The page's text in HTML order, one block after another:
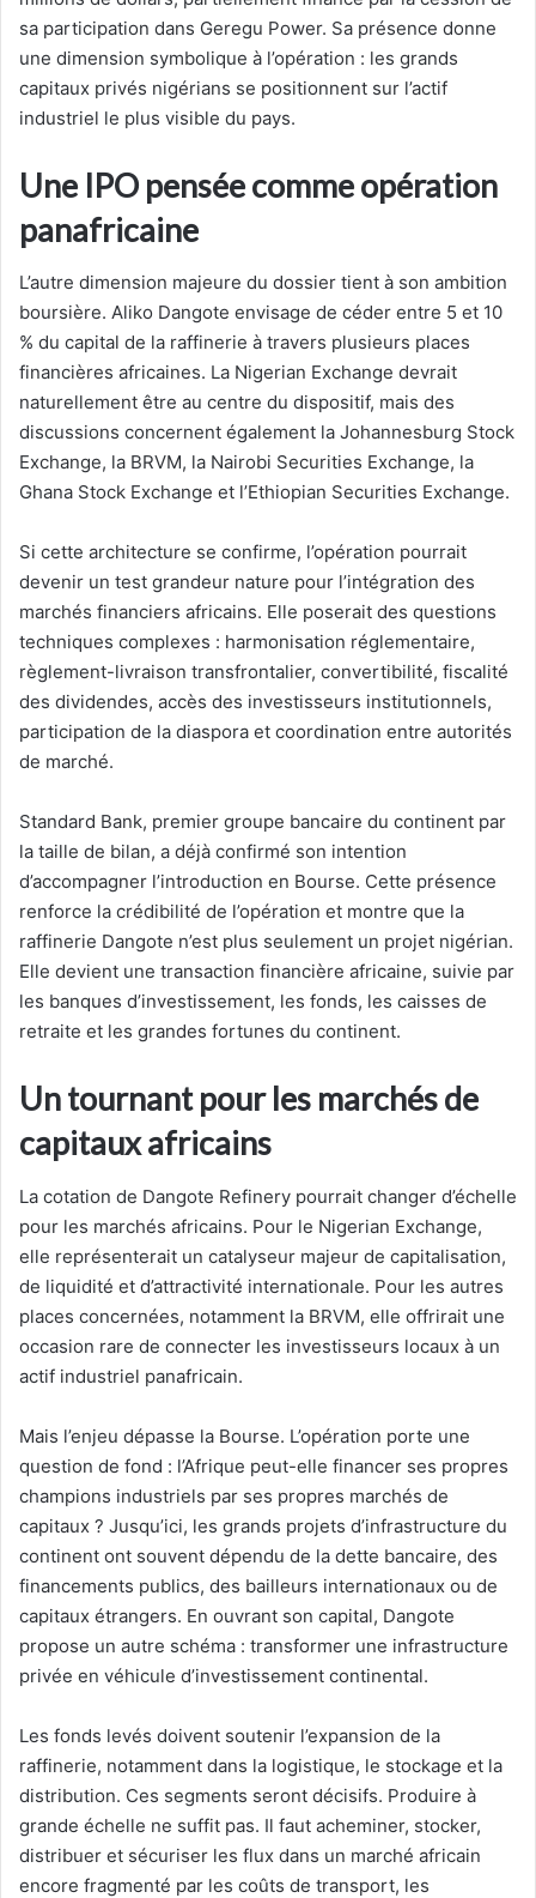
sa participation dans Geregu Power. Sa présence donne
une dimension symbolique à l’opération : les grands
capitaux privés nigérians se positionnent sur l’actif
industriel le plus visible du pays.
Une IPO pensée comme opération
panafricaine
L’autre dimension majeure du dossier tient à son ambition
boursière. Aliko Dangote envisage de céder entre 5 et 10
% du capital de la raffinerie à travers plusieurs places
financières africaines. La Nigerian Exchange devrait
naturellement être au centre du dispositif, mais des
discussions concernent également la Johannesburg Stock
Exchange, la BRVM, la Nairobi Securities Exchange, la
Ghana Stock Exchange et l’Ethiopian Securities Exchange.
Si cette architecture se confirme, l’opération pourrait
devenir un test grandeur nature pour l’intégration des
marchés financiers africains. Elle poserait des questions
techniques complexes : harmonisation réglementaire,
règlement-livraison transfrontalier, convertibilité, fiscalité
des dividendes, accès des investisseurs institutionnels,
participation de la diaspora et coordination entre autorités
de marché.
Standard Bank, premier groupe bancaire du continent par
la taille de bilan, a déjà confirmé son intention
d’accompagner l’introduction en Bourse. Cette présence
renforce la crédibilité de l’opération et montre que la
raffinerie Dangote n’est plus seulement un projet nigérian.
Elle devient une transaction financière africaine, suivie par
les banques d’investissement, les fonds, les caisses de
retraite et les grandes fortunes du continent.
Un tournant pour les marchés de
capitaux africains
La cotation de Dangote Refinery pourrait changer d’échelle
pour les marchés africains. Pour le Nigerian Exchange,
elle représenterait un catalyseur majeur de capitalisation,
de liquidité et d’attractivité internationale. Pour les autres
places concernées, notamment la BRVM, elle offrirait une
occasion rare de connecter les investisseurs locaux à un
actif industriel panafricain.
Mais l’enjeu dépasse la Bourse. L’opération porte une
question de fond : l’Afrique peut-elle financer ses propres
champions industriels par ses propres marchés de
capitaux ? Jusqu’ici, les grands projets d’infrastructure du
continent ont souvent dépendu de la dette bancaire, des
financements publics, des bailleurs internationaux ou de
capitaux étrangers. En ouvrant son capital, Dangote
propose un autre schéma : transformer une infrastructure
privée en véhicule d’investissement continental.
Les fonds levés doivent soutenir l’expansion de la
raffinerie, notamment dans la logistique, le stockage et la
distribution. Ces segments seront décisifs. Produire à
grande échelle ne suffit pas. Il faut acheminer, stocker,
distribuer et sécuriser les flux dans un marché africain
encore fragmenté par les coûts de transport, les